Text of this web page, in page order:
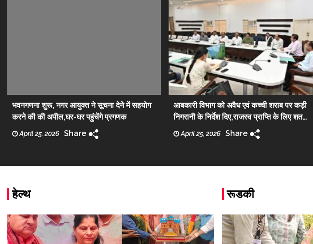
भवनगणना शुरू, नगर आयुक्त ने सूचना देने में सहयोग
करने की की अपील,घर-घर पहुंचेंगे प्रगणक
April 25, 2026 Share
आबकारी विभाग को अवैध एवं कच्ची शराब पर कड़ी
निगरानी के निर्देश दिए,राजस्व प्राप्ति के लिए शत
प्रतिशत लक्ष्य हासिल किया जाएं: डीएम
April 25, 2026 Share
हेल्थ रूडकी